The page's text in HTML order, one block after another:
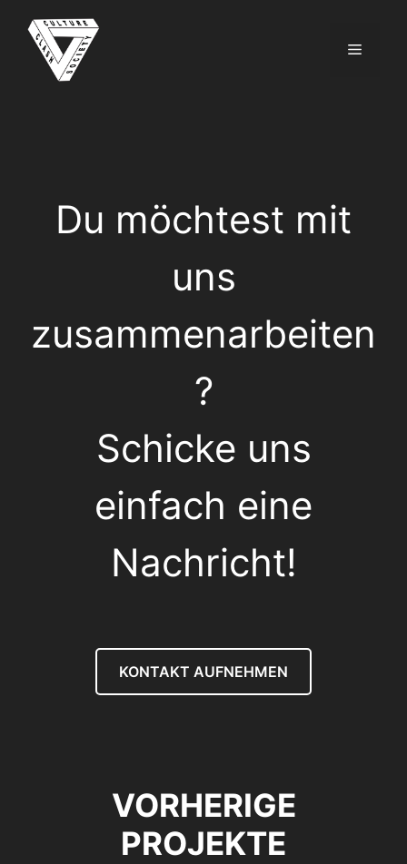
Inhalt
springen
Menü
Du möchtest mit
uns
zusammenarbeiten
?
Schicke uns
einfach eine
Nachricht!
KONTAKT AUFNEHMEN
VORHERIGE
PROJEKTE